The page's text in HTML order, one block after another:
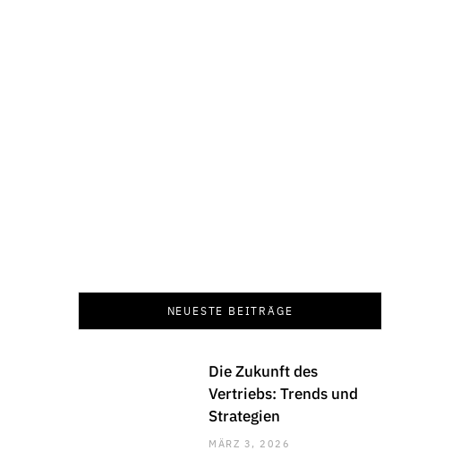
NEUESTE BEITRÄGE
Die Zukunft des
Vertriebs: Trends und
Strategien
MÄRZ 3, 2026